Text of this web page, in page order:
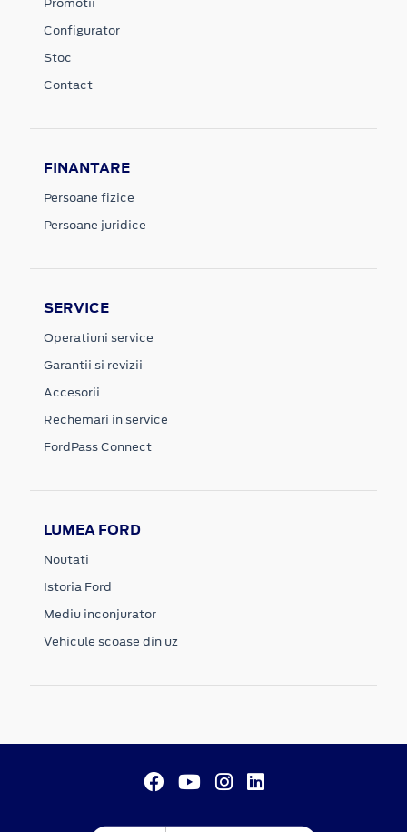
Configurator
Stoc
Contact
FINANTARE
Persoane fizice
Persoane juridice
SERVICE
Operatiuni service
Garantii si revizii
Accesorii
Rechemari in service
FordPass Connect
LUMEA FORD
Noutati
Istoria Ford
Mediu inconjurator
Vehicule scoase din uz